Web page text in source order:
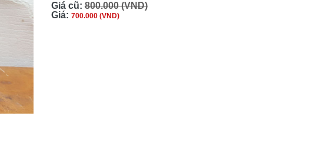
Giá cũ: 800.000 (VND)
Giá: 700.000 (VND)